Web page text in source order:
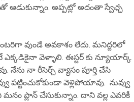
ఆడుకున్నాం. అప్పట్లో అదంతా స్వేఛ్ఛ
వుండే అవకాశం లేదు. మనిద్దరిలో
వెళ్ళాలి. ఈస్టర్ కు న్యూయార్క్
నేను నా రీసెర్చ్ వ్యాసం పూర్తి చేసి
పట్టించుకోకుండా వెళ్లిపోయావు. నువ్వు
ప్లాన్ చేసుకున్నాం. దాని వల్ల ఎవరికీ